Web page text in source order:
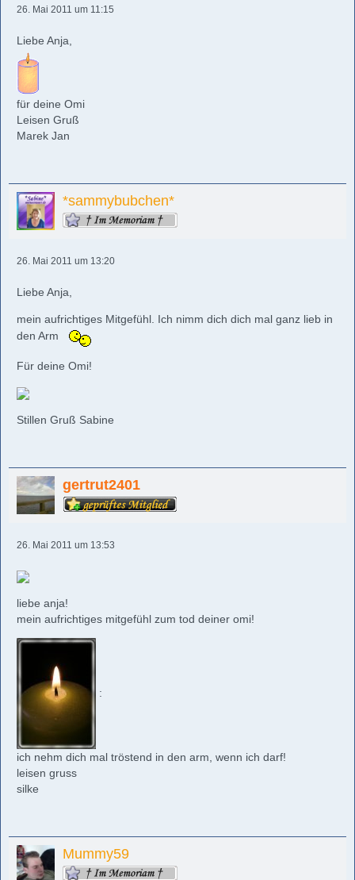
26. Mai 2011 um 11:15
Liebe Anja,
für deine Omi
Leisen Gruß
Marek Jan
*sammybubchen*
26. Mai 2011 um 13:20
Liebe Anja,
mein aufrichtiges Mitgefühl. Ich nimm dich dich mal ganz lieb in
den Arm
Für deine Omi!
Stillen Gruß Sabine
gertrut2401
26. Mai 2011 um 13:53
liebe anja!
mein aufrichtiges mitgefühl zum tod deiner omi!
:
ich nehm dich mal tröstend in den arm, wenn ich darf!
leisen gruss
silke
Mummy59